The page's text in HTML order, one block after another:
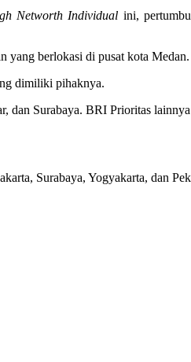
Networth Individual ini,
yang berlokasi di pusat kota Medan.
dimiliki pihaknya.
dan Surabaya. BRI Prioritas
Surabaya, Yogyakarta, dan